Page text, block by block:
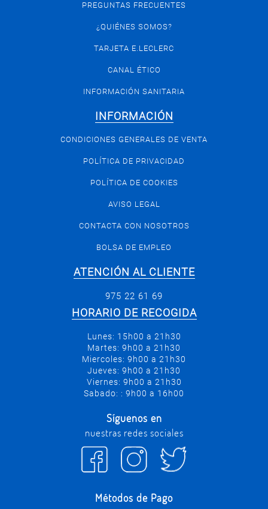
PREGUNTAS FRECUENTES
¿QUIÉNES SOMOS?
TARJETA E.LECLERC
CANAL ÉTICO
INFORMACIÓN SANITARIA
INFORMACIÓN
CONDICIONES GENERALES DE VENTA
POLÍTICA DE PRIVACIDAD
POLÍTICA DE COOKIES
AVISO LEGAL
CONTACTA CON NOSOTROS
BOLSA DE EMPLEO
ATENCIÓN AL CLIENTE
975 22 61 69
HORARIO DE RECOGIDA
Lunes: 15h00 a 21h30
Martes: 9h00 a 21h30
Miercoles: 9h00 a 21h30
Jueves: 9h00 a 21h30
Viernes: 9h00 a 21h30
Sabado: : 9h00 a 16h00
Síguenos en
nuestras redes sociales
Métodos de Pago